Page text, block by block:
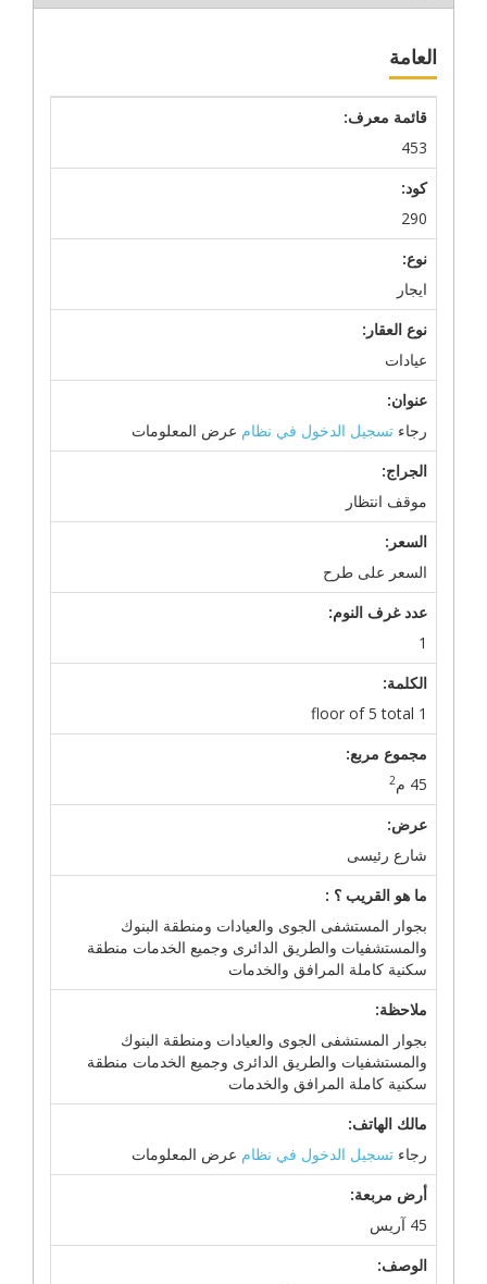
العامة
قائمة معرف:
453
كود:
290
نوع:
ايجار
نوع العقار:
عيادات
عنوان:
رجاء تسجيل الدخول في نظام عرض المعلومات
الجراج:
موقف انتظار
السعر:
السعر على طرح
عدد غرف النوم:
1
الكلمة:
1 floor of 5 total
مجموع مربع:
45 م
2
عرض:
شارع رئيسى
ما هو القريب ؟ :
بجوار المستشفى الجوى والعيادات ومنطقة البنوك
والمستشفيات والطريق الدائرى وجميع الخدمات منطقة
سكنية كاملة المرافق والخدمات
ملاحظة:
بجوار المستشفى الجوى والعيادات ومنطقة البنوك
والمستشفيات والطريق الدائرى وجميع الخدمات منطقة
سكنية كاملة المرافق والخدمات
مالك الهاتف:
رجاء تسجيل الدخول في نظام عرض المعلومات
أرض مربعة:
45 آريس
الوصف: